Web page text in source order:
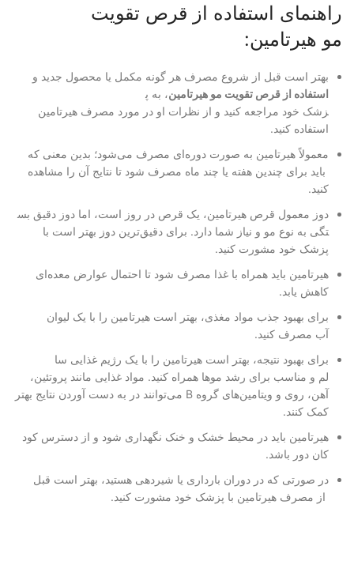
راهنمای استفاده از قرص تقویت
مو هیرتامین:
بهتر است قبل از شروع مصرف هر گونه مکمل یا محصول جدید و
استفاده از قرص تقویت مو هیرتامین، به پ
زشک خود مراجعه کنید و از نظرات او در مورد مصرف هیرتامین
استفاده کنید.
معمولاً هیرتامین به صورت دور ه‌ای مصرف می‌شود؛ بدین معنی که
باید برای چندین هفته یا چند ماه مصرف شود تا نتایج آن را مشاهده
کنید.
دوز معمول قرص هیرتامین، یک قرص در روز است، اما دوز دقیق بس
تگی به نوع مو و نیاز شما دارد. برای دقیق‌ترین دوز بهتر است با
پزشک خود مشورت کنید.
هیرتامین باید همراه با غذا مصرف شود تا احتمال عوارض معده‌ای
کاهش یابد.
برای بهبود جذب مواد مغذی، بهتر است هیرتامین را با یک لیوان
آب مصرف کنید.
برای بهبود نتیجه، بهتر است هیرتامین را با یک رژیم غذایی سا
لم و مناسب برای رشد موها همراه کنید. مواد غذایی مانند پروتئین،
آهن، روی و ویتامین‌های گروه
ج بهتر
کمک کنند.
هیرتامین باید در محیط خشک و خنک نگهداری شود و از دسترس کود
کان دور باشد.
در صورتی که در دوران بارداری یا شیردهی هستید، بهتر است قبل
از مصرف هیرتامین با پزشک خود مشورت کنید.